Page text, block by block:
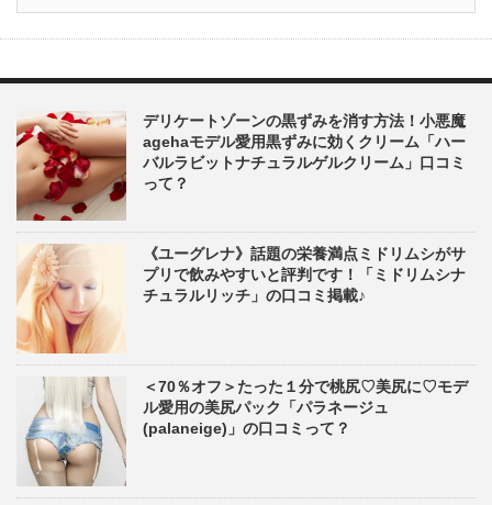
デリケートゾーンの黒ずみを消す方法！小悪魔
agehaモデル愛用黒ずみに効くクリーム「ハー
バルラビットナチュラルゲルクリーム」口コミ
って？
《ユーグレナ》話題の栄養満点ミドリムシがサ
プリで飲みやすいと評判です！「ミドリムシナ
チュラルリッチ」の口コミ掲載♪
＜70％オフ＞たった１分で桃尻♡美尻に♡モデ
ル愛用の美尻パック「パラネージュ
(palaneige)」の口コミって？